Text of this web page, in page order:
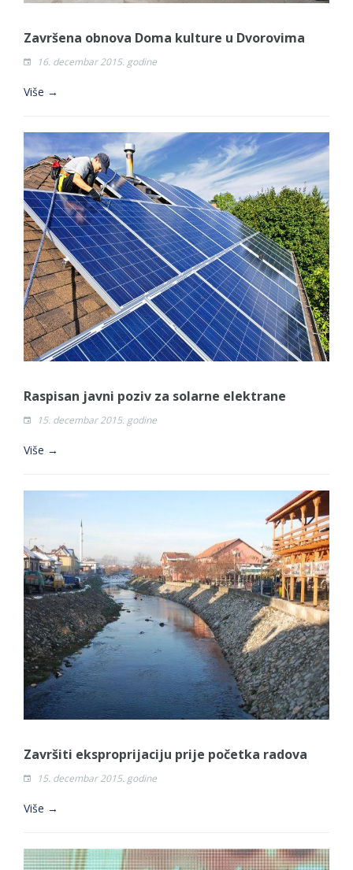
Završena obnova Doma kulture u Dvorovima
16. decembar 2015. godine
Više →
Raspisan javni poziv za solarne elektrane
15. decembar 2015. godine
Više →
Završiti eksproprijaciju prije početka radova
15. decembar 2015. godine
Više →